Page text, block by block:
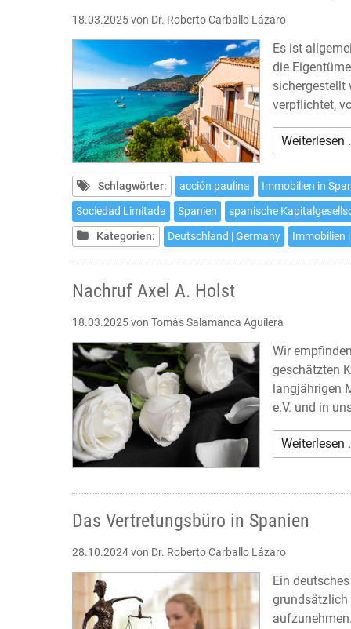
18.03.2025von Dr. Roberto Carballo Lázaro
Es ist
die
sichergestellt
verpflichtet,
Weiterlesen
Schlagwörter: acción paulina
Immobilien in
Sociedad Limitada
Spanien
spanische
Kategorien:
Deutschland | Germany Immobilien
Nachruf Axel A. Holst
18.03.2025von Tomás Salamanca Aguilera
Wir
geschätzten
langjährigen
e.V. und in
Weiterlesen
Das Vertretungsbüro in Spanien
28.10.2024von Dr. Roberto Carballo Lázaro
Ein
grundsätzlich